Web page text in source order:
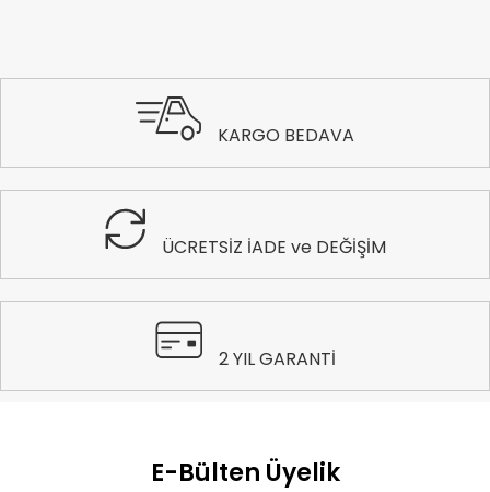
KARGO BEDAVA
ÜCRETSİZ İADE ve DEĞİŞİM
2 YIL GARANTİ
E-Bülten Üyelik